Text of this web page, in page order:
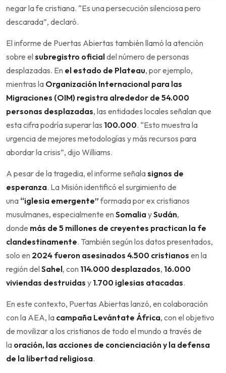
negar la fe cristiana. “Es una persecución silenciosa pero
descarada”, declaró.
El informe de Puertas Abiertas también llamó la atención
sobre elsubregistro oficialdel número de personas
desplazadas. En el estado de Plateau, por ejemplo,
mientras la Organización Internacional para las
Migraciones (OIM) registra alrededor de 54.000
personas desplazadas, las entidades locales señalan que
esta cifra podría superar las 100.000. “Esto muestra la
urgencia de mejores metodologías y más recursos para
abordar la crisis”, dijo Williams.
A pesar de la tragedia, el informe señalasignos de
esperanza. La Misión identificó el surgimiento de
una “iglesia emergente”formada por ex cristianos
musulmanes, especialmente en SomaliaySudán,
donde más de 5 millones de creyentes practican la fe
clandestinamente. También según los datos presentados,
solo en 2024 fueron asesinados 4.500 cristianos en la
región delSahel, con 114.000 desplazados, 16.000
viviendas destruidas y 1.700 iglesias atacadas.
En este contexto, Puertas Abiertas lanzó, en colaboración
con la AEA, la campaña Levántate África, con el objetivo
de movilizar a los cristianos de todo el mundo a través de
la oración, las acciones de concienciación y la defensa
de la libertad religiosa.